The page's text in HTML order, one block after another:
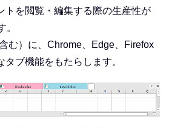
トを閲覧・編集する際の生産性が
。
む）に、Chrome、Edge、Firefox
タブ機能をもたらします。